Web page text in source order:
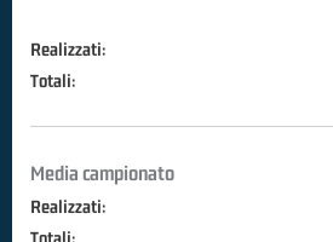
Realizzati:
Totali:
Media campionato
Realizzati: